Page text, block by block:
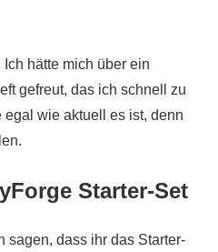
hätte mich über ein
gefreut, das ich schnell zu
wie aktuell es ist, denn
Starter-Set
sagen, dass ihr das Starter-